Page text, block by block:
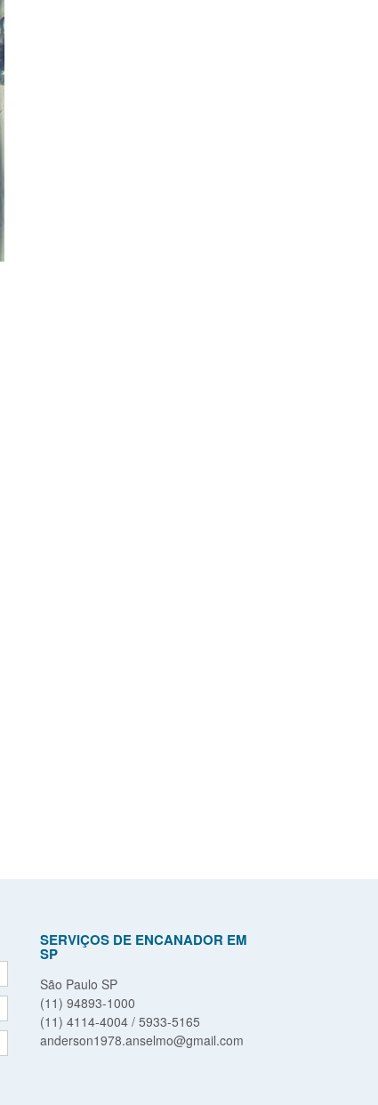
SERVIÇOS DE ENCANADOR EM
SP
São Paulo SP
(11) 94893-1000
(11) 4114-4004 / 5933-5165
anderson1978.anselmo@gmail.com